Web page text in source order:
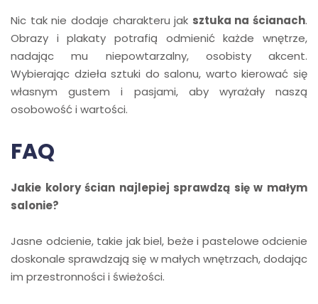
Nic tak nie dodaje charakteru jak sztuka na ścianach.
Obrazy i plakaty potrafią odmienić każde wnętrze,
nadając mu niepowtarzalny, osobisty akcent.
Wybierając dzieła sztuki do salonu, warto kierować się
własnym gustem i pasjami, aby wyrażały naszą
osobowość i wartości.
FAQ
Jakie kolory ścian najlepiej sprawdzą się w małym
salonie?
Jasne odcienie, takie jak biel, beże i pastelowe odcienie
doskonale sprawdzają się w małych wnętrzach, dodając
im przestronności i świeżości.